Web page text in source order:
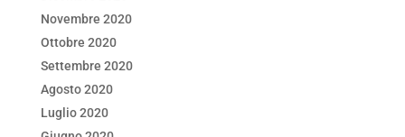
Novembre 2020
Ottobre 2020
Settembre 2020
Agosto 2020
Luglio 2020